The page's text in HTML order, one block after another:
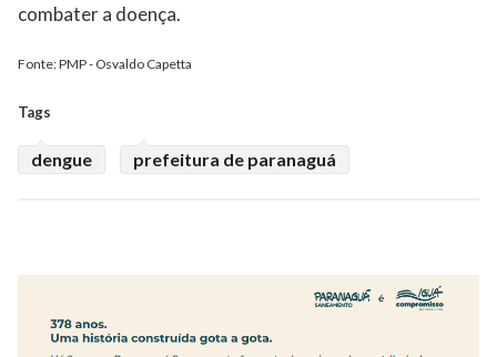
combater a doença.
Fonte: PMP - Osvaldo Capetta
Tags
dengue prefeitura de paranaguá